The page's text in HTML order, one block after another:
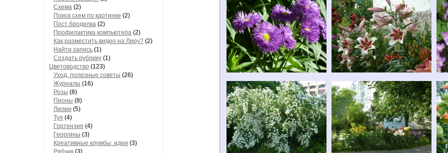
Схема (2)
Поиск схем по картинке (2)
Пост бродилка (2)
Профилактика компьютера (2)
Как разместить видео на Лиру? (2)
Найти запись (1)
Создать рубрику (1)
Цветоводство (123)
Уход, полезные советы (26)
Журналы (16)
Розы (8)
Пионы (8)
Лилии (5)
Туя (4)
Гортензия (4)
Георгины (3)
Креативные клумбы, идеи (3)
Рябчик (3)